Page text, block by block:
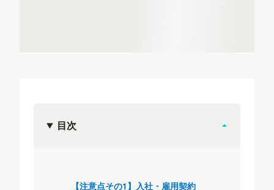
目次
【注意点その1】入社・雇用契約